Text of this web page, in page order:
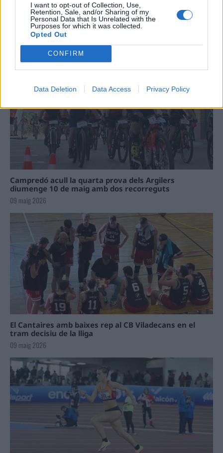
I want to opt-out of Collection, Use,
Retention, Sale, and/or Sharing of my
Personal Data that Is Unrelated with the
Purposes for which it was collected.
Opted Out
CONFIRM
Data Deletion Data Access Privacy Policy
La Cursa de l’Aldea segona d’etiqueta d’or de la
Running Sèries Terres de l’Ebre
Campredó acull la quarta prova dels Argilers
diumenge 10 de maig amb dos recorreguts
09 maig 2026
El Cantaires amb baixes rep al CB Viladecans en el
tram decisiu de la lliga
09 maig 2026